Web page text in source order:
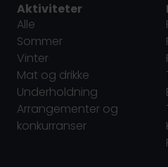
Aktiviteter
Alle
Sommer
Vinter
Mat og drikke
Underholdning
Arrangementer og
konkurranser